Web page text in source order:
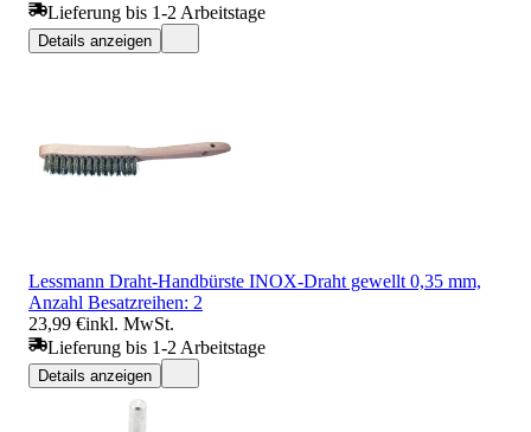
Lieferung bis 1-2 Arbeitstage
Details anzeigen
Lessmann Draht-Handbürste INOX-Draht gewellt 0,35 mm,
Anzahl Besatzreihen: 2
23,99 €inkl. MwSt.
Lieferung bis 1-2 Arbeitstage
Details anzeigen